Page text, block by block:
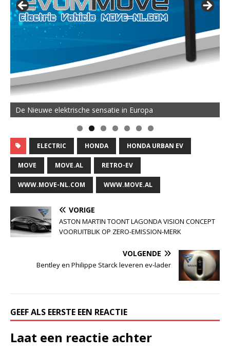
De Nieuwe elektrische sensatie in Europa
ELECTRIC HONDA HONDA URBAN EV
MOVE MOVE.AL RETRO-EV
WWW.MOVE-NL.COM WWW.MOVE.AL
VORIGE
ASTON MARTIN TOONT LAGONDA VISION CONCEPT
VOORUITBLIK OP ZERO-EMISSION-MERK
VOLGENDE
Bentley en Philippe Starck leveren ev-lader
GEEF ALS EERSTE EEN REACTIE
Laat een reactie achter